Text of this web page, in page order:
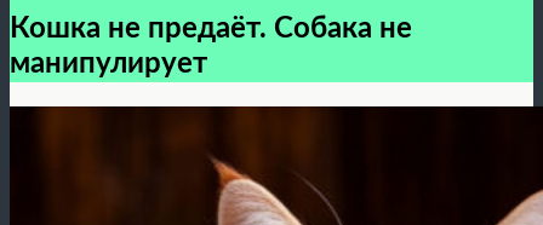
Кошка не предаёт. Собака не
манипулирует